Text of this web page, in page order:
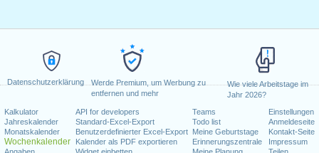
Datenschutzerklärung
Werde Premium, um Werbung zu
entfernen und mehr
Wie viele Arbeitstage im
Jahr 2026?
Kalkulator
Jahreskalender
Monatskalender
Wochenkalender
API for developers
Standard-Excel-Export
Benutzerdefinierter Excel-Export
Kalender als PDF exportieren
Teams
Todo list
Meine Geburtstage
Erinnerungszentrale
Einstellungen
Anmeldeseite
Kontakt-Seite
Impressum